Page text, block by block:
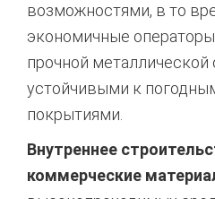
возможностями, в то
экономичные
прочной металлической
устойчивыми к
покрытиями.
Внутреннее
коммерческие